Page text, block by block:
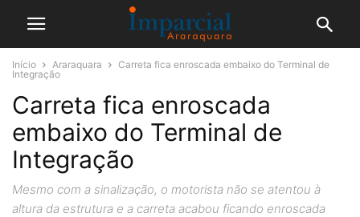
Início Araraquara
Carreta fica enroscada embaixo do Terminal de
Integração
Carreta fica enroscada
embaixo do Terminal de
Integração
Mesmo com a sinalização, o motorista não se atentou à
altura da estrutura e a carreta acabou ficando enroscada